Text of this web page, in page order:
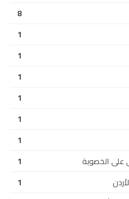
8
1
1
1
1
1
1
على الخصوبة
1
1